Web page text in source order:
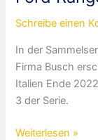
Schreibe einen
In der
Firma Busch
Italien Ende
3 der Serie.
Ford
Weiterlesen »